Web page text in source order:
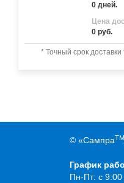
0 дней.
Цена
0 руб.
* Точный срок
© «СампраTM
График
Пн-Пт: с